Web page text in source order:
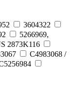
3604322
5266969,
2873K116
C4983068 /